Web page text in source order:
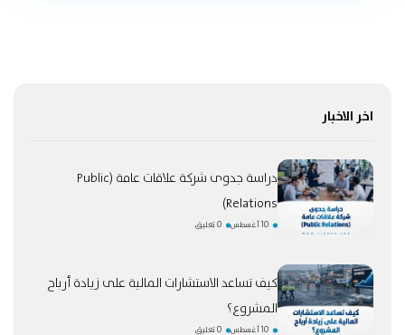
اخر الاخبار
دراسة جدوى شركة علاقات عامة (Public
Relations)
10 أغسطس 0 تعليق
كيف تساعد الاستشارات المالية على زيادة أرباح
المشروع؟
10 أغسطس 0 تعليق